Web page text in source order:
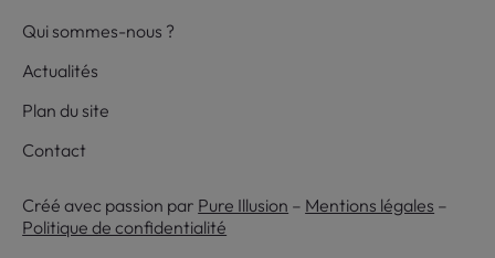
Qui sommes-nous ?
Actualités
Plan du site
Contact
Créé avec passion par Pure Illusion – Mentions légales –
Politique de confidentialité